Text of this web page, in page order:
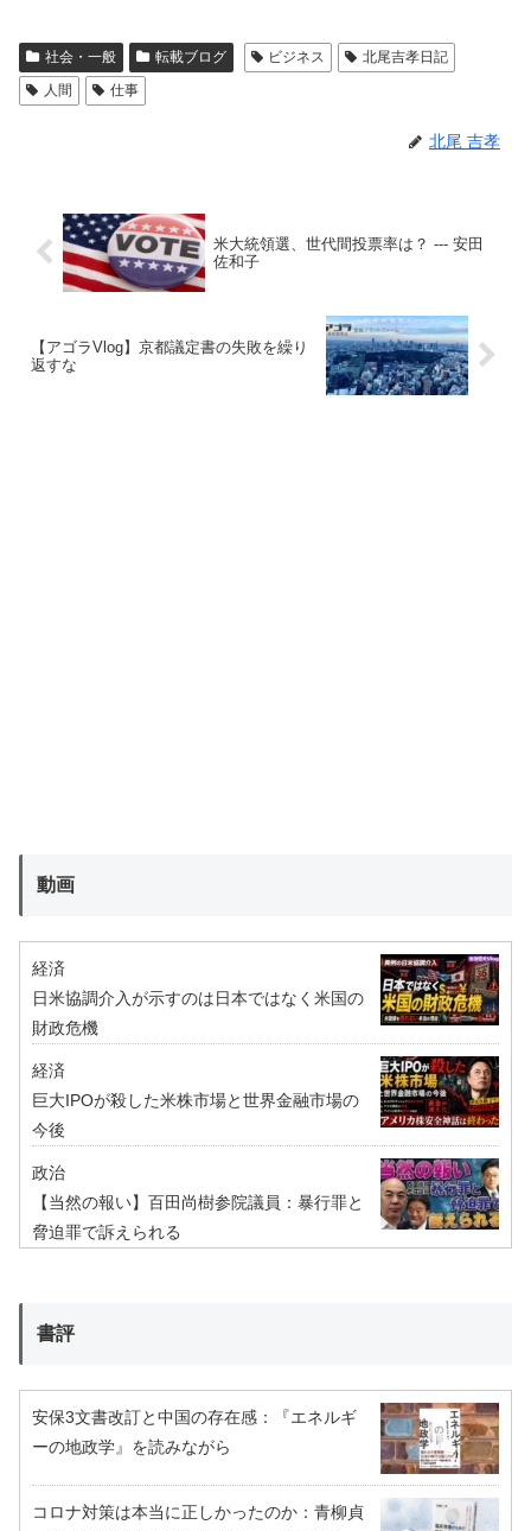
社会・一般 転載ブログ ビジネス
北尾吉孝日記
人間
仕事
北尾 吉孝
米大統領選、世代間投票率は？ --- 安田
佐和子
【アゴラVlog】京都議定書の失敗を繰り
返すな
動画
経済
日米協調介入が示すのは日本ではなく米国の
財政危機
経済
巨大IPOが殺した米株市場と世界金融市場の
今後
政治
【当然の報い】百田尚樹参院議員：暴行罪と
脅迫罪で訴えられる
書評
安保3文書改訂と中国の存在感：『エネルギ
ーの地政学』を読みながら
コロナ対策は本当に正しかったのか：青柳貞